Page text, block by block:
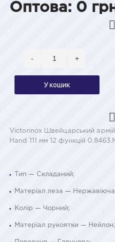
Оптова: 0
- +
У кошик
Victorinox Швейцарський
Hand 111 мм 12 функцій
Тип — Складаний;
Матеріал леза — Нержавіюча
Колір — Чорний;
Матеріал рукоятки — Нейлон;